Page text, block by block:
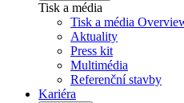
Tisk a média
Tisk a média
Aktuality
Press kit
Multimédia
Referenční stavby
Kariéra